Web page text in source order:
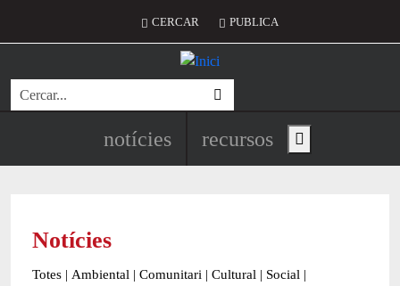
Menú del compte d'usuari
CERCAR PUBLICA
Cerca
Navegació principal de
notícies recursos Show main menu
Notícies
Totes | Ambiental | Comunitari | Cultural | Social |